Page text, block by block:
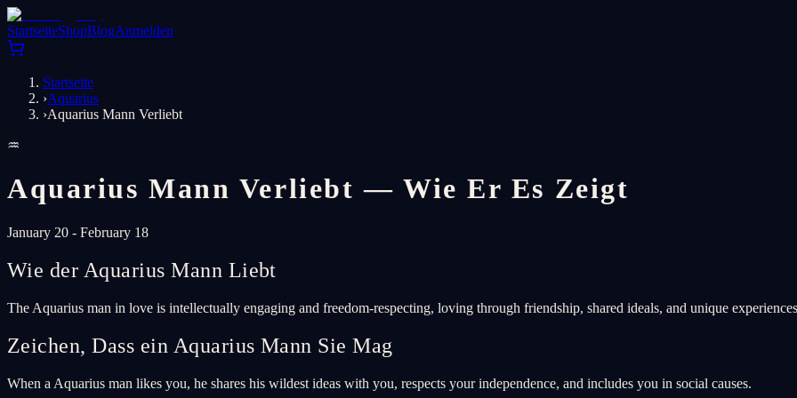
StartseiteShopBlogAnmelden
Startseite
›Aquarius
›Aquarius Mann Verliebt
♒
Aquarius Mann Verliebt — Wie Er Es Zeigt
January 20 - February 18
Wie der Aquarius Mann Liebt
The Aquarius man in love is intellectually engaging and freedom-respecting, loving through friendship, shared ideals, and unique
Zeichen, Dass ein Aquarius Mann Sie Mag
When a Aquarius man likes you, he shares his wildest ideas with you, respects your independence, and includes you in social causes.